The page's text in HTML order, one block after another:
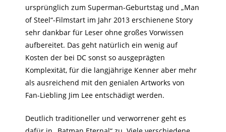
ursprünglich zum Superman-Geburtstag und „Man
of Steel“-Filmstart im Jahr 2013 erschienene Story
sehr dankbar für Leser ohne großes Vorwissen
aufbereitet. Das geht natürlich ein wenig auf
Kosten der bei DC sonst so ausgeprägten
Komplexität, für die langjährige Kenner aber mehr
als ausreichend mit den genialen Artworks von
Fan-Liebling Jim Lee entschädigt werden.
Deutlich traditioneller und verworrener geht es